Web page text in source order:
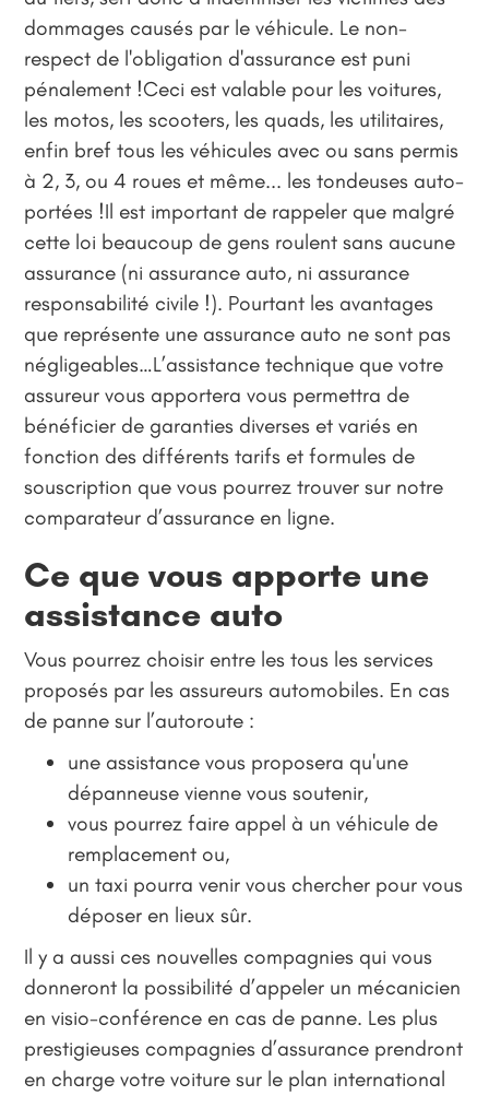
dommages causés par le véhicule. Le non-
respect de l'obligation d'assurance est puni
pénalement !Ceci est valable pour les voitures,
les motos, les scooters, les quads, les utilitaires,
enfin bref tous les véhicules avec ou sans permis
à 2, 3, ou 4 roues et même... les tondeuses auto-
portées !Il est important de rappeler que malgré
cette loi beaucoup de gens roulent sans aucune
assurance (ni assurance auto, ni assurance
responsabilité civile !). Pourtant les avantages
que représente une assurance auto ne sont pas
négligeables…L’assistance technique que votre
assureur vous apportera vous permettra de
bénéficier de garanties diverses et variés en
fonction des différents tarifs et formules de
souscription que vous pourrez trouver sur notre
comparateur d’assurance en ligne.
Ce que vous apporte une
assistance auto
Vous pourrez choisir entre les tous les services
proposés par les assureurs automobiles. En cas
de panne sur l’autoroute :
une assistance vous proposera qu'une
dépanneuse vienne vous soutenir,
vous pourrez faire appel à un véhicule de
remplacement ou,
un taxi pourra venir vous chercher pour vous
déposer en lieux sûr.
Il y a aussi ces nouvelles compagnies qui vous
donneront la possibilité d’appeler un mécanicien
en visio-conférence en cas de panne. Les plus
prestigieuses compagnies d’assurance prendront
en charge votre voiture sur le plan international